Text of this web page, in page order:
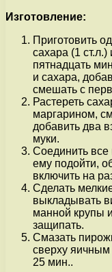
Изготовление:
Приготовить
сахара (1
пятнадцать
и сахара,
смешать с
Растереть
маргарином,
добавить два
муки.
Соединить все
ему подойти,
включить на
Сделать
выкладывать
манной крупы
защипать.
Смазать
сверху яичным
25 мин..